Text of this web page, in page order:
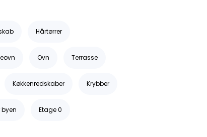
Hårtørrer
Ovn Terrasse
Køkkenredskaber Krybber
Etage 0